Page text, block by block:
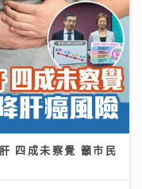
四成未察覺 籲市民